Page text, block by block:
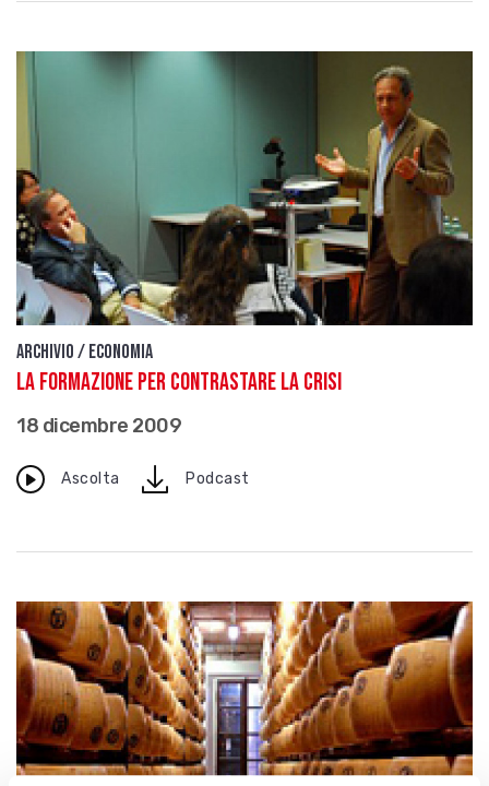
Archivio / Economia
La formazione per contrastare la crisi
18 dicembre 2009
Ascolta downloadPodcast